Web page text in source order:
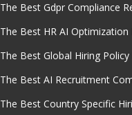
The Best Gdpr Compliance
The Best HR AI
The Best Global Hiring
The Best AI Recruitment
The Best Country Specific